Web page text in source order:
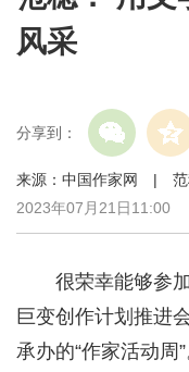
风采
分享到：
来源：中国作家网 |
2023年07月21日11:00
很荣幸能够参
巨变创作计划推进
承办的“作家活动周